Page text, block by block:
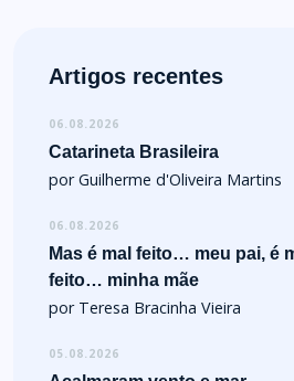
Artigos recentes
06.08.2026
Catarineta Brasileira
por Guilherme d'Oliveira Martins
06.08.2026
Mas é mal feito… meu pai, é
feito… minha mãe
por Teresa Bracinha Vieira
05.08.2026